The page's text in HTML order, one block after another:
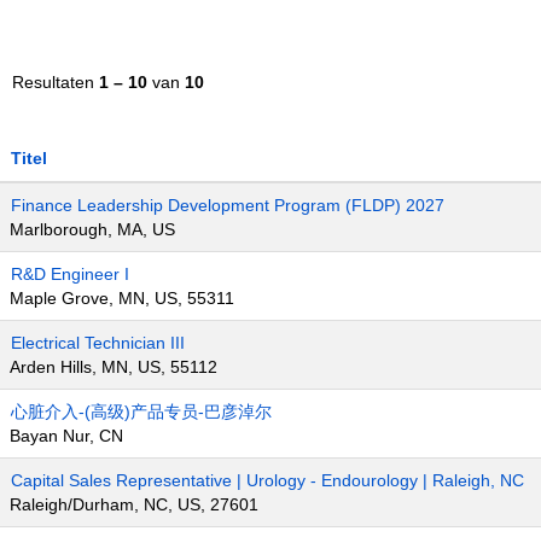
Resultaten 1 – 10 van 10
Titel
Finance Leadership Development Program (FLDP) 2027
Marlborough, MA, US
R&D Engineer I
Maple Grove, MN, US, 55311
Electrical Technician III
Arden Hills, MN, US, 55112
心脏介入-(高级)产品专员-巴彦淖尔
Bayan Nur, CN
Capital Sales Representative | Urology - Endourology | Raleigh, NC
Raleigh/Durham, NC, US, 27601